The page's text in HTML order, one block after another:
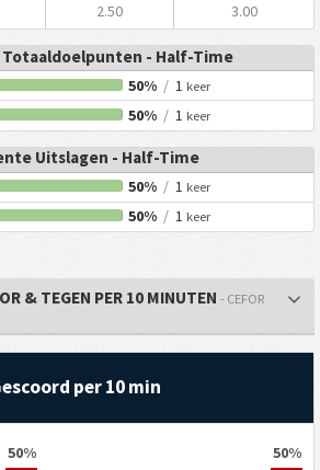
2.50 3.00
- Half-Time
50% / 1 keer
50% / 1 keer
Uitslagen - Half-Time
50% / 1 keer
50% / 1 keer
& TEGEN PER 10 MINUTEN - CEFOR
per 10 min
50% 50%